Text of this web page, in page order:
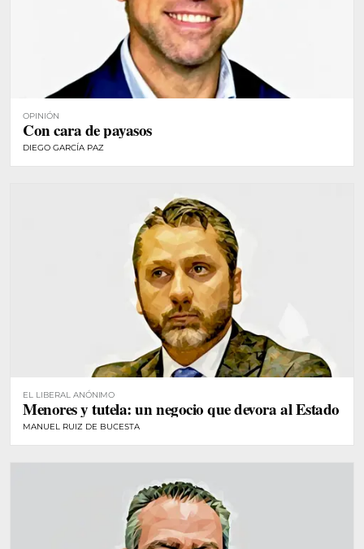
OPINIÓN
Con cara de payasos
DIEGO GARCÍA PAZ
EL LIBERAL ANÓNIMO
Menores y tutela: un negocio que devora al Estado
MANUEL RUIZ DE BUCESTA